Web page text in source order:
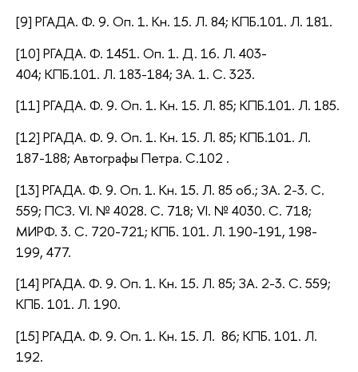
[9] РГАДА. Ф. 9. Оп. 1. Кн. 15. Л. 84; КПБ.101. Л. 181.
[10] РГАДА. Ф. 1451. Оп. 1. Д. 16. Л. 403-
404; КПБ.101. Л. 183-184; ЗА. 1. С. 323.
[11] РГАДА. Ф. 9. Оп. 1. Кн. 15. Л. 85; КПБ.101. Л. 185.
[12] РГАДА. Ф. 9. Оп. 1. Кн. 15. Л. 85; КПБ.101. Л.
187-188; Автографы Петра. С.102 .
[13] РГАДА. Ф. 9. Оп. 1. Кн. 15. Л. 85 об.; ЗА. 2-3. С.
559; ПСЗ. VI. № 4028. С. 718; VI. № 4030. С. 718;
МИРФ. 3. С. 720-721; КПБ. 101. Л. 190-191, 198-
199, 477.
[14] РГАДА. Ф. 9. Оп. 1. Кн. 15. Л. 85; ЗА. 2-3. С. 559;
КПБ. 101. Л. 190.
[15] РГАДА. Ф. 9. Оп. 1. Кн. 15. Л. 86; КПБ. 101. Л.
192.